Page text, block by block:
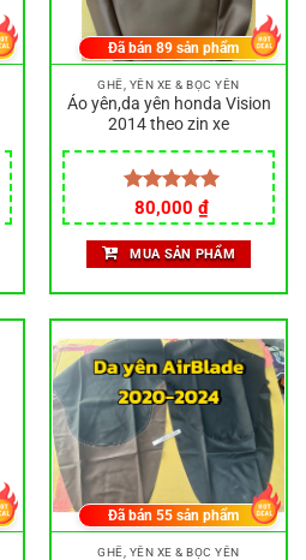
GHẾ, YÊN XE & BỌC YÊN
Áo yên,da yên honda Vision
2014 theo zin xe
Được xếp
hạng5.00
5 sao
80,000 ₫
Đã bán 89sản phẩm
MUA SẢN PHẨM
GHẾ, YÊN XE & BỌC YÊN
Đã bán 55sản phẩm